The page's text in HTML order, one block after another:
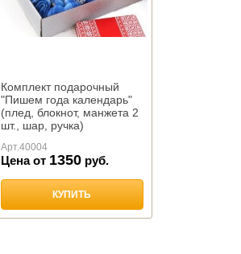
Комплект подарочный
"Пишем года календарь"
(плед, блокнот, манжета 2
шт., шар, ручка)
Арт.40004
Цена от 1350руб.
КУПИТЬ